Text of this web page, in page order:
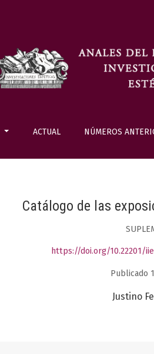
ACTUAL NÚMEROS
Catálogo de las
https://doi.org/10.22201/
Publicado
Justino